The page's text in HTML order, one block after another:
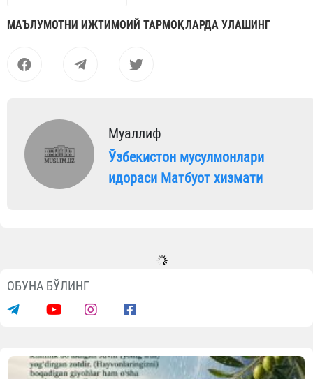
МАЪЛУМОТНИ ИЖТИМОИЙ ТАРМОҚЛАРДА УЛАШИНГ
Муаллиф
Ўзбекистон мусулмонлари
идораси Матбуот хизмати
ОБУНА БЎЛИНГ